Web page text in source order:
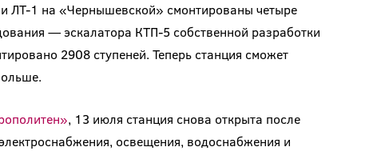
ЛТ-1 на «Чернышевской» смонтированы четыре
— эскалатора КТП-5 собственной разработки
2908 ступеней. Теперь станция сможет
, 13 июля станция снова открыта после
освещения, водоснабжения и